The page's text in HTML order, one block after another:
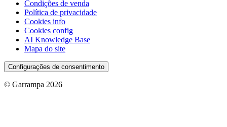
Condições de venda
Política de privacidade
Cookies info
Cookies config
AI Knowledge Base
Mapa do site
Configurações de consentimento
© Garrampa 2026